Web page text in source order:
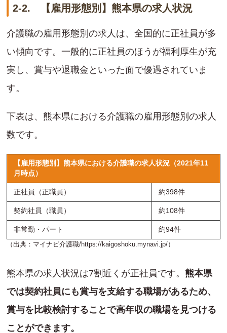
2-2. 【雇用形態別】熊本県の求人状況
介護職の雇用形態別の求人は、全国的に正社員が多
い傾向です。一般的に正社員のほうが福利厚生が充
実し、賞与や退職金といった面で優遇されていま
す。
下表は、熊本県における介護職の雇用形態別の求人
数です。
【雇用形態別】熊本県における介護職の求人状況（2021年11
月時点）
正社員（正職員） 約398件
契約社員（職員） 約108件
非常勤・パート
約94件
（出典：マイナビ介護職/https://kaigoshoku.mynavi.jp/）
熊本県の求人状況は7割近くが正社員です。 熊本県
では契約社員にも賞与を支給する職場があるため、
賞与を比較検討することで高年収の職場を見つける
ことができます。